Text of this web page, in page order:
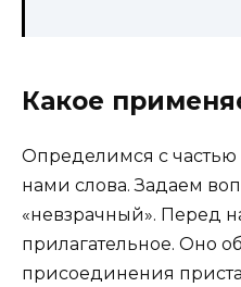
Какое
Определимся с частью
нами слова. Задаем
«невзрачный». Перед
прилагательное. Оно
присоединения